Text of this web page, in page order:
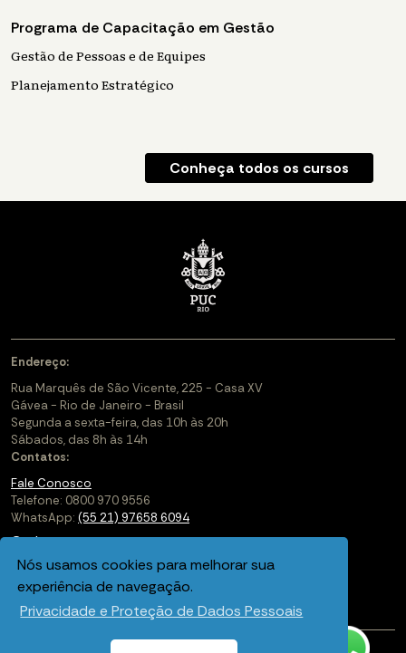
Nós usamos cookies para melhorar sua
experiência de navegação.
Privacidade e Proteção de Dados Pessoais
Programa de Capacitação em Gestão
Gestão de Pessoas e de Equipes
Planejamento Estratégico
Conheça todos os cursos
Endereço:
Rua Marquês de São Vicente, 225 - Casa XV
Gávea - Rio de Janeiro - Brasil
Segunda a sexta-feira, das 10h às 20h
Sábados, das 8h às 14h
Contatos:
Fale Conosco
Telefone: 0800 970 9556
WhatsApp: (55 21) 97658 6094
Cadastre-se
Soluções Corporativas
Saiba mais sobre a PUC-Rio Digital